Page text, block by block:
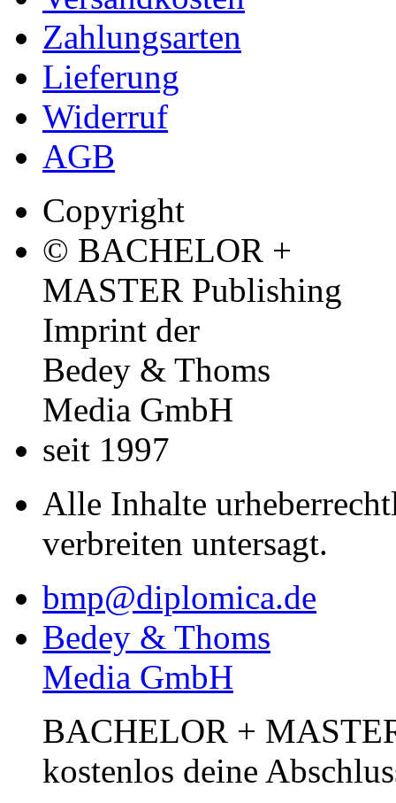
Zahlungsarten
Lieferung
Widerruf
AGB
Copyright
© BACHELOR +
MASTER Publishing
Imprint der
Bedey & Thoms
Media GmbH
seit 1997
Alle Inhalte
verbreiten untersagt.
bmp@diplomica.de
Bedey & Thoms
Media GmbH
BACHELOR +
kostenlos deine